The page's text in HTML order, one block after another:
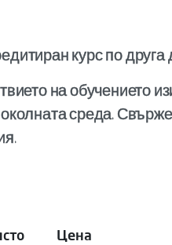
курс по друга
на обучението
среда.
Цена